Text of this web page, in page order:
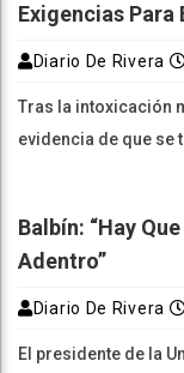
Exigencias
Diario De Rivera
Tras la intoxicación
evidencia de que se
Balbín: “Hay
Adentro”
Diario De Rivera
El presidente de la